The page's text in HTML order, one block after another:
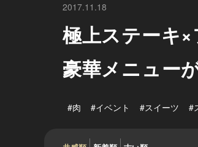
2017.11.18
極上ステーキ
豪華メニュー
#肉 #イベント #スイーツ #